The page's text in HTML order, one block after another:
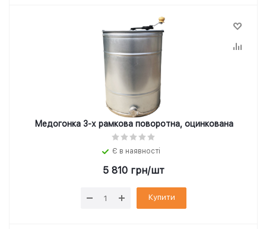
Медогонка 3-х рамкова поворотна, оцинкована
Є в наявності
5 810 грн/шт
Купити